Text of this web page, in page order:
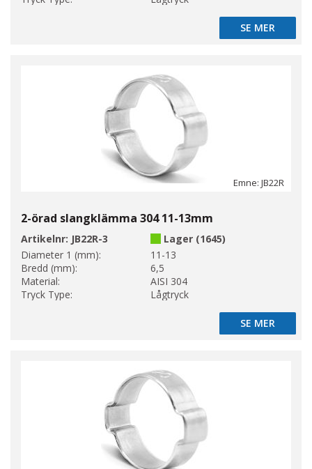
SE MER
SE MER
Emne: JB22R
2-örad slangklämma 304 11-13mm
Artikelnr: JB22R-3
Lager (1645)
Diameter 1 (mm):
11-13
Bredd (mm):
6,5
Material:
AISI 304
Tryck Type:
Lågtryck
SE MER
SE MER